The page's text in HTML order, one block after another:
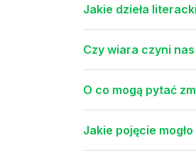
Jakie dzieła
Czy wiara czyni
O co mogą pytać
Jakie pojęcie